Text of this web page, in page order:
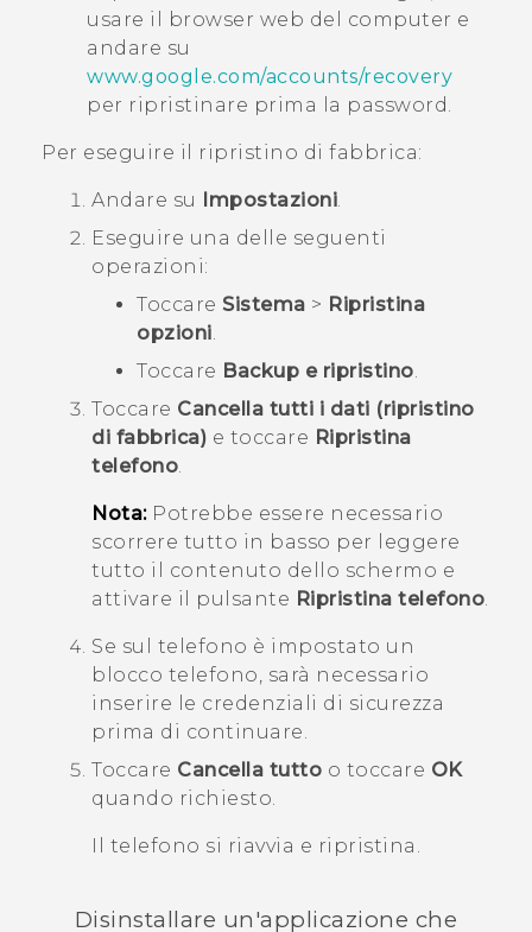
usare il browser web del computer e
andare su
www.google.com/accounts/recovery
per ripristinare prima la password.
Per eseguire il ripristino di fabbrica:
Andare su Impostazioni.
Eseguire una delle seguenti
operazioni:
Toccare Sistema > Ripristina
opzioni.
Toccare Backup e ripristino.
Toccare Cancella tutti i dati (ripristino
di fabbrica) e toccare Ripristina
telefono.
Nota:Potrebbe essere necessario
scorrere tutto in basso per leggere
tutto il contenuto dello schermo e
attivare il pulsante Ripristina telefono.
Se sul telefono è impostato un
blocco telefono, sarà necessario
inserire le credenziali di sicurezza
prima di continuare.
Toccare Cancella tutto o toccare OK
quando richiesto.
Il telefono si riavvia e ripristina.
Disinstallare un'applicazione che